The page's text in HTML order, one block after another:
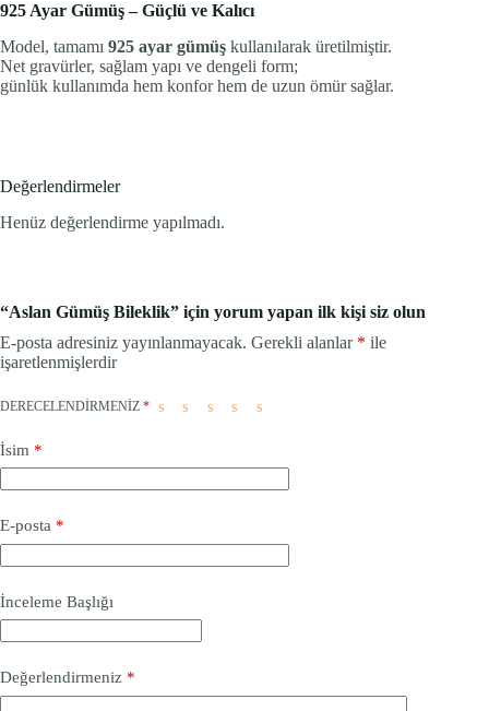
925 Ayar Gümüş – Güçlü ve Kalıcı
Model, tamamı 925 ayar gümüş kullanılarak üretilmiştir.
Net gravürler, sağlam yapı ve dengeli form;
günlük kullanımda hem konfor hem de uzun ömür sağlar.
Değerlendirmeler
Henüz değerlendirme yapılmadı.
“Aslan Gümüş Bileklik” için yorum yapan ilk kişi siz olun
E-posta adresiniz yayınlanmayacak. Gerekli alanlar * ile
işaretlenmişlerdir
DERECELENDIRMENIZ *
İsim *
E-posta *
İnceleme Başlığı
Değerlendirmeniz *